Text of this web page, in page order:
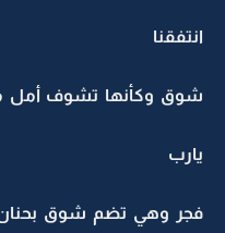
انتفقنا
شوق وكأنها تشوف أمل
يارب
فجر وهي تضم شوق بحنان